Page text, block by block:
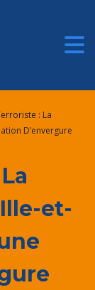
: La
D’envergure
et-